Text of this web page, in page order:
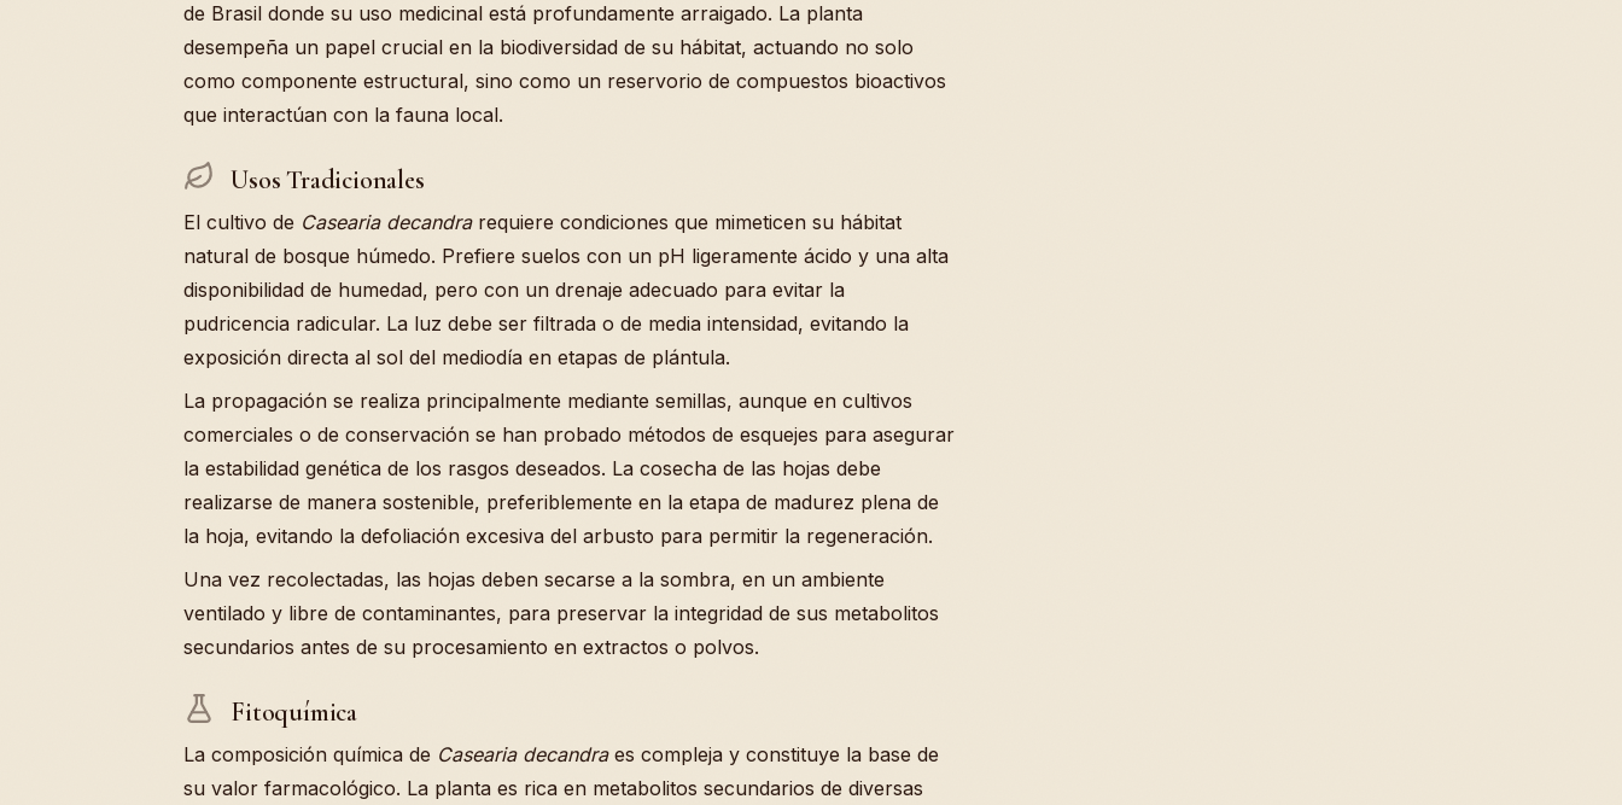
de Brasil donde su uso medicinal está profundamente arraigado. La planta
desempeña un papel crucial en la biodiversidad de su hábitat, actuando no solo
como componente estructural, sino como un reservorio de compuestos bioactivos
que interactúan con la fauna local.
Usos Tradicionales
El cultivo de Casearia decandrarequiere condiciones que mimeticen su hábitat
natural de bosque húmedo. Prefiere suelos con un pH ligeramente ácido y una alta
disponibilidad de humedad, pero con un drenaje adecuado para evitar la
pudricencia radicular. La luz debe ser filtrada o de media intensidad, evitando la
exposición directa al sol del mediodía en etapas de plántula.
La propagación se realiza principalmente mediante semillas, aunque en cultivos
comerciales o de conservación se han probado métodos de esquejes para asegurar
la estabilidad genética de los rasgos deseados. La cosecha de las hojas debe
realizarse de manera sostenible, preferiblemente en la etapa de madurez plena de
la hoja, evitando la defoliación excesiva del arbusto para permitir la regeneración.
Una vez recolectadas, las hojas deben secarse a la sombra, en un ambiente
ventilado y libre de contaminantes, para preservar la integridad de sus metabolitos
secundarios antes de su procesamiento en extractos o polvos.
Fitoquímica
La composición química de Casearia decandraes compleja y constituye la base de
su valor farmacológico. La planta es rica en metabolitos secundarios de diversas